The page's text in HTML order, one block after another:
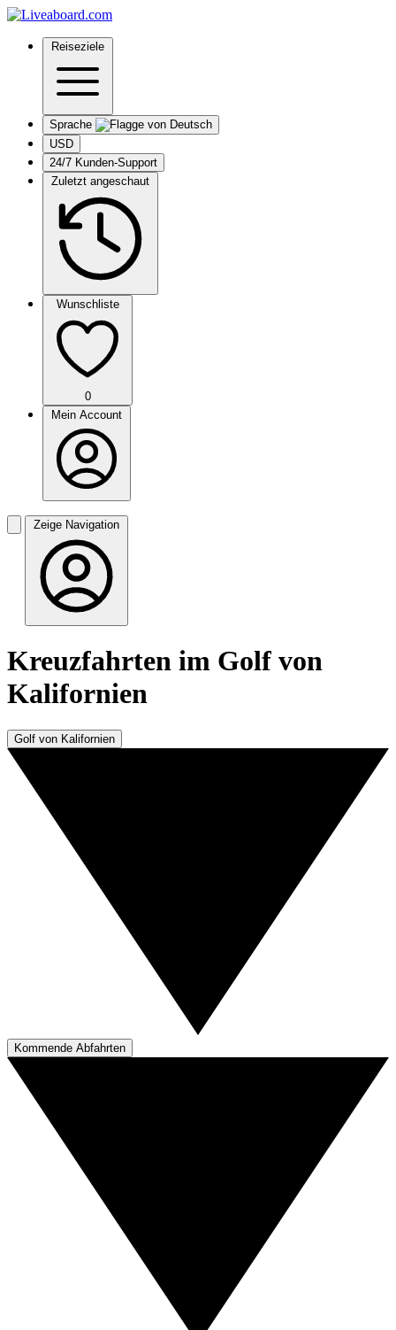
Reiseziele
Sprache
USD
24/7 Kunden-Support
Zuletzt angeschaut
Wunschliste
0
Mein Account
Zeige Navigation
Kreuzfahrten im Golf von
Kalifornien
Golf von Kalifornien
Kommende Abfahrten